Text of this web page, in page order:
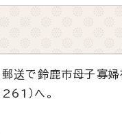
送で鈴鹿市母子寡
）へ。